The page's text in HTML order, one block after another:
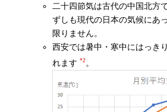
二十四節気は古代の中国北方
ずしも現代の日本の気候にあ
限りません。
西安では暑中・寒中にはっき
れます *2 。